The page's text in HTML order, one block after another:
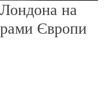
на
Європи